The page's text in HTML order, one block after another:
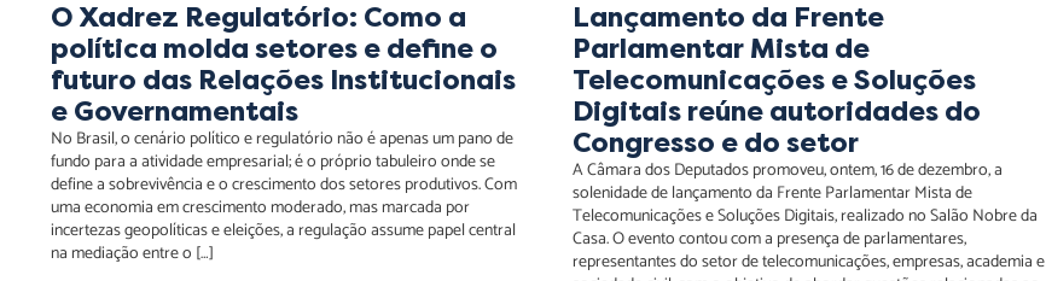
O Xadrez Regulatório: Como a
política molda setores e define o
futuro das Relações Institucionais
e Governamentais
No Brasil, o cenário político e regulatório não é apenas um pano de
fundo para a atividade empresarial; é o próprio tabuleiro onde se
define a sobrevivência e o crescimento dos setores produtivos. Com
uma economia em crescimento moderado, mas marcada por
incertezas geopolíticas e eleições, a regulação assume papel central
na mediação entre o […]
Lançamento da Frente
Parlamentar Mista de
Telecomunicações e Soluções
Digitais reúne autoridades do
Congresso e do setor
A Câmara dos Deputados promoveu, ontem, 16 de dezembro, a
solenidade de lançamento da Frente Parlamentar Mista de
Telecomunicações e Soluções Digitais, realizado no Salão Nobre da
Casa. O evento contou com a presença de parlamentares,
representantes do setor de telecomunicações, empresas, academia e